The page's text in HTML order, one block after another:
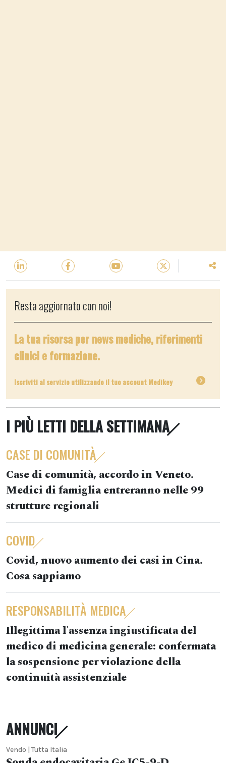
Resta aggiornato con noi!
La tua risorsa per news mediche, riferimenti
clinici e formazione.
Iscriviti al servizio utilizzando il tuo account Medikey
I PIÙ LETTI DELLA SETTIMANA
CASE DI COMUNITÀ
Case di comunità, accordo in Veneto.
Medici di famiglia entreranno nelle 99
strutture regionali
COVID
Covid, nuovo aumento dei casi in Cina.
Cosa sappiamo
RESPONSABILITÀ MEDICA
Illegittima l'assenza ingiustificata del
medico di medicina generale: confermata
la sospensione per violazione della
continuità assistenziale
ANNUNCI
Vendo | Tutta Italia